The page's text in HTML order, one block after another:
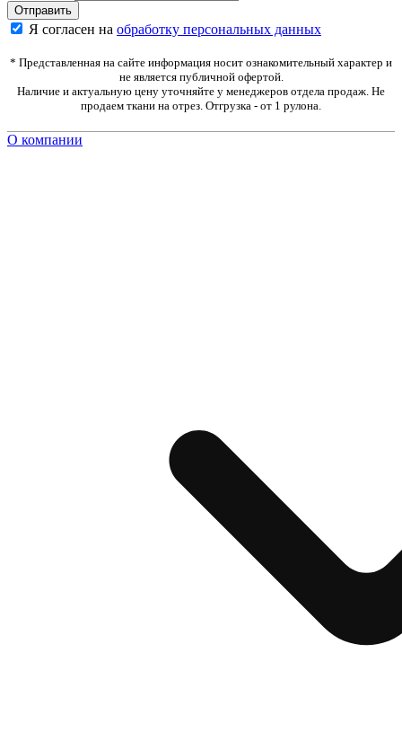
Я согласен на обработку персональных данных
* Представленная на сайте информация носит ознакомительный характер и
не является публичной офертой.
Наличие и актуальную цену уточняйте у менеджеров отдела продаж. Не
продаем ткани на отрез. Отгрузка - от 1 рулона.
О компании